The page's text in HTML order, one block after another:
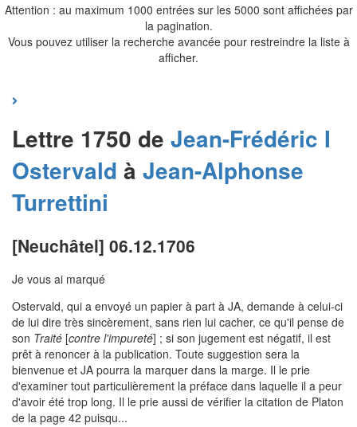
Attention : au maximum 1000 entrées sur les 5000 sont affichées par
la pagination.
Vous pouvez utiliser la recherche avancée pour restreindre la liste à
afficher.
Lettre 1750 de Jean-Frédéric I
Ostervald à Jean-Alphonse
Turrettini
[Neuchâtel] 06.12.1706
Je vous ai marqué
Ostervald, qui a envoyé un papier à part à JA, demande à celui-ci
de lui dire très sincèrement, sans rien lui cacher, ce qu'il pense de
son Traité [contre l'impureté] ; si son jugement est négatif, il est
prêt à renoncer à la publication. Toute suggestion sera la
bienvenue et JA pourra la marquer dans la marge. Il le prie
d'examiner tout particulièrement la préface dans laquelle il a peur
d'avoir été trop long. Il le prie aussi de vérifier la citation de Platon
de la page 42 puisqu...